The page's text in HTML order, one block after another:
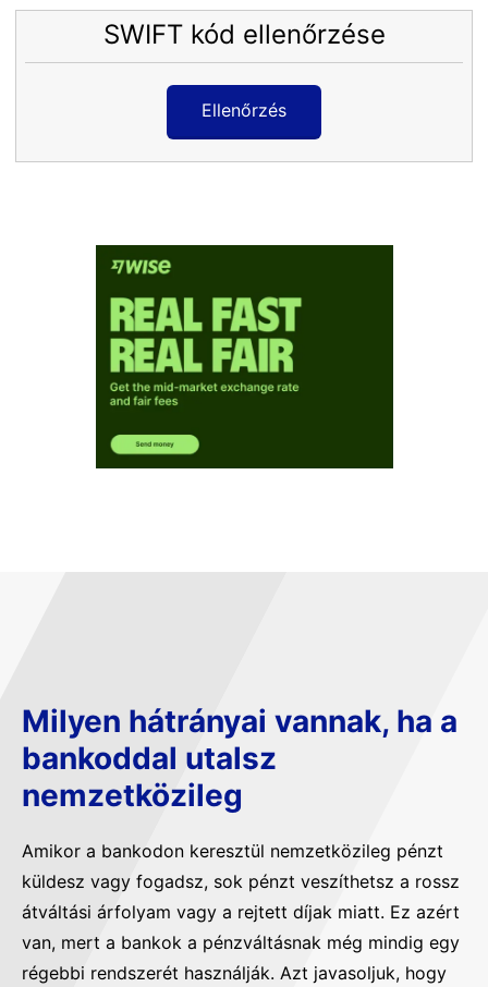
SWIFT kód ellenőrzése
Ellenőrzés
Milyen hátrányai vannak, ha a
bankoddal utalsz
nemzetközileg
Amikor a bankodon keresztül nemzetközileg pénzt
küldesz vagy fogadsz, sok pénzt veszíthetsz a rossz
átváltási árfolyam vagy a rejtett díjak miatt. Ez azért
van, mert a bankok a pénzváltásnak még mindig egy
régebbi rendszerét használják. Azt javasoljuk, hogy